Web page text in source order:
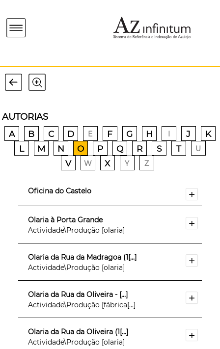
AUTORIAS
A B C D E F G H I J
K
L
M N O P Q R S T U
V W X Y Z
Oficina do Castelo
Olaria à Porta Grande
Actividade\Produção [olaria]
Olaria da Rua da Madragoa (1[...]
Actividade\Produção [olaria]
Olaria da Rua da Oliveira - [...]
Actividade\Produção [fábrica[...]
Olaria da Rua da Oliveira (1[...]
Actividade\Produção [olaria]